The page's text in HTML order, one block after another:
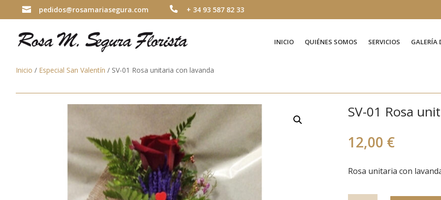
 pedidos@rosamariasegura.com  + 34 93 587 82 33
INICIO QUIÉNES SOMOS SERVICIOS GALERÍA
Inicio / Especial San Valentín / SV-01 Rosa unitaria con lavanda
SV-01 Rosa
12,00 €
Rosa unitaria con